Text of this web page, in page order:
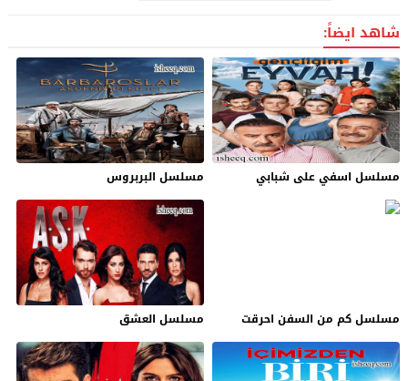
شاهد ايضاً:
مسلسل اسفي على شبابي مسلسل البربروس
مسلسل كم من السفن احرقت مسلسل العشق